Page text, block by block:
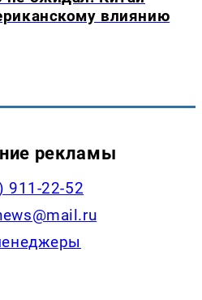
влиянию
рекламы
911-22-52